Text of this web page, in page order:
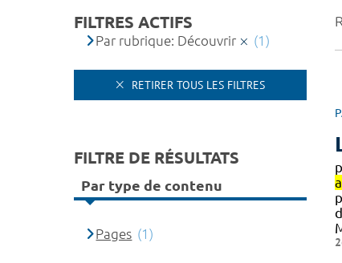
FILTRES ACTIFS
Par rubrique: Découvrir (1)
RETIRER TOUS LES FILTRES
FILTRE DE RÉSULTATS
Par type de contenu
Pages (1)